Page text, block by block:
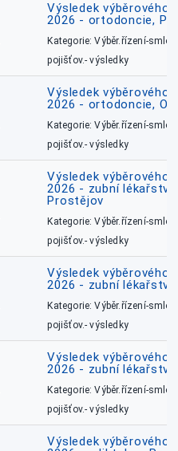
Výsledek výběrového
2026 - ortodoncie,
Kategorie: Výběr.řízení-
pojišťov.- výsledky
Výsledek výběrového
2026 - ortodoncie,
Kategorie: Výběr.řízení-
pojišťov.- výsledky
Výsledek výběrového
2026 - zubní
Prostějov
Kategorie: Výběr.řízení-
pojišťov.- výsledky
Výsledek výběrového
2026 - zubní
Kategorie: Výběr.řízení-
pojišťov.- výsledky
Výsledek výběrového
2026 - zubní
Kategorie: Výběr.řízení-
pojišťov.- výsledky
Výsledek výběrového